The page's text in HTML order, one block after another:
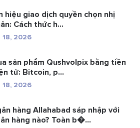
hiệu giao dịch quyền chọn nhị
Cách thức h...
18, 2026
sản phẩm Qushvolpix bằng tiền
tử: Bitcoin, p...
18, 2026
hàng Allahabad sáp nhập với
hàng nào? Toàn b�...